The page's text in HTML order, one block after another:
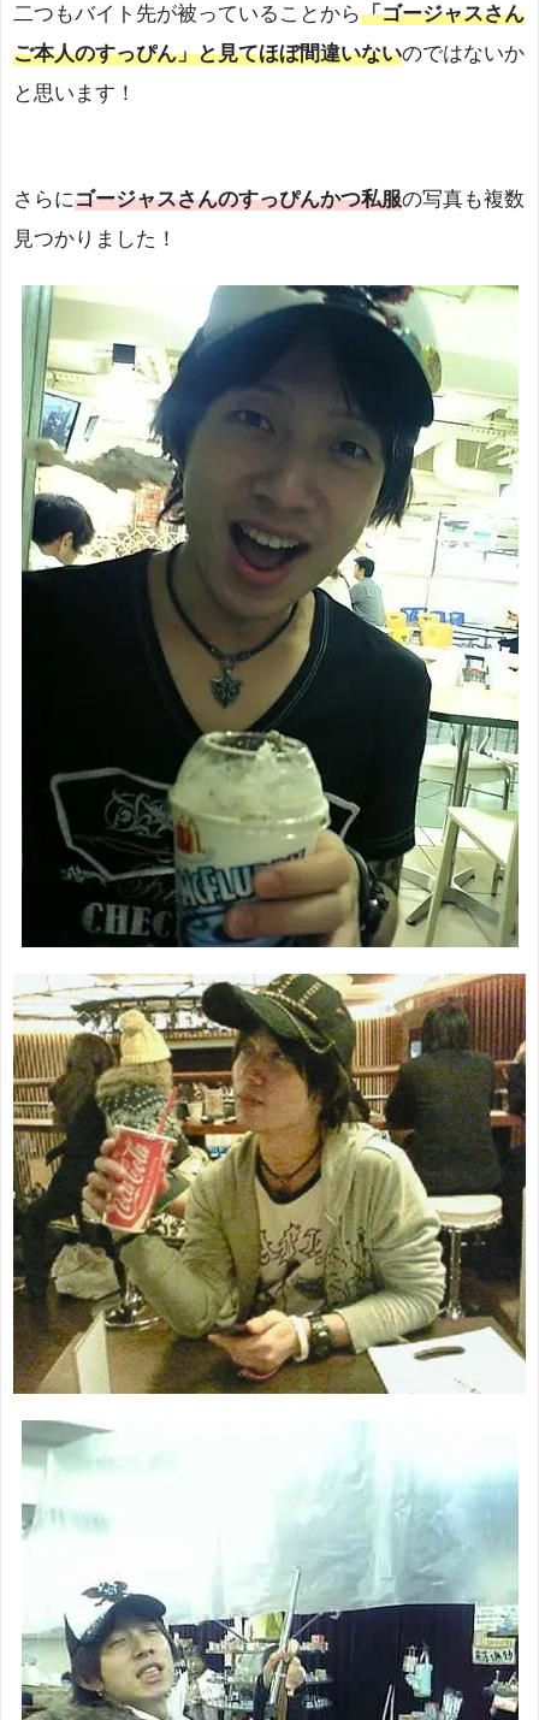
二つもバイト先が被っていることから「ゴージャスさん
ご本人のすっぴん」と見てほぼ間違いないのではないか
と思います！
さらにゴージャスさんのすっぴんかつ私服の写真も複数
見つかりました！